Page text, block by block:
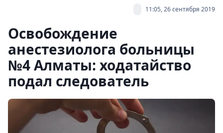
11:05, 26 сентября 2019
Освобождение
анестезиолога больницы
№4 Алматы: ходатайство
подал следователь